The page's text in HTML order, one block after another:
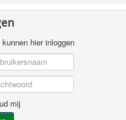
hier inloggen
mij